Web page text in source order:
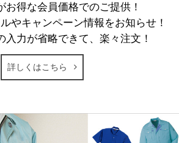
得な会員価格でのご提供！
やキャンペーン情報をお知らせ！
力が省略できて、楽々注文！
詳しくはこちら